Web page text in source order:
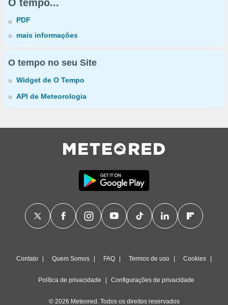
O tempo...
PDF
mais informações
O tempo no seu Site
Widget de O Tempo
API de Meteorologia
Contato Quem Somos FAQ Termos de uso Cookies
Política de privacidade Configurações de privacidade
© 2026 Meteored. Todos os direitos reservados